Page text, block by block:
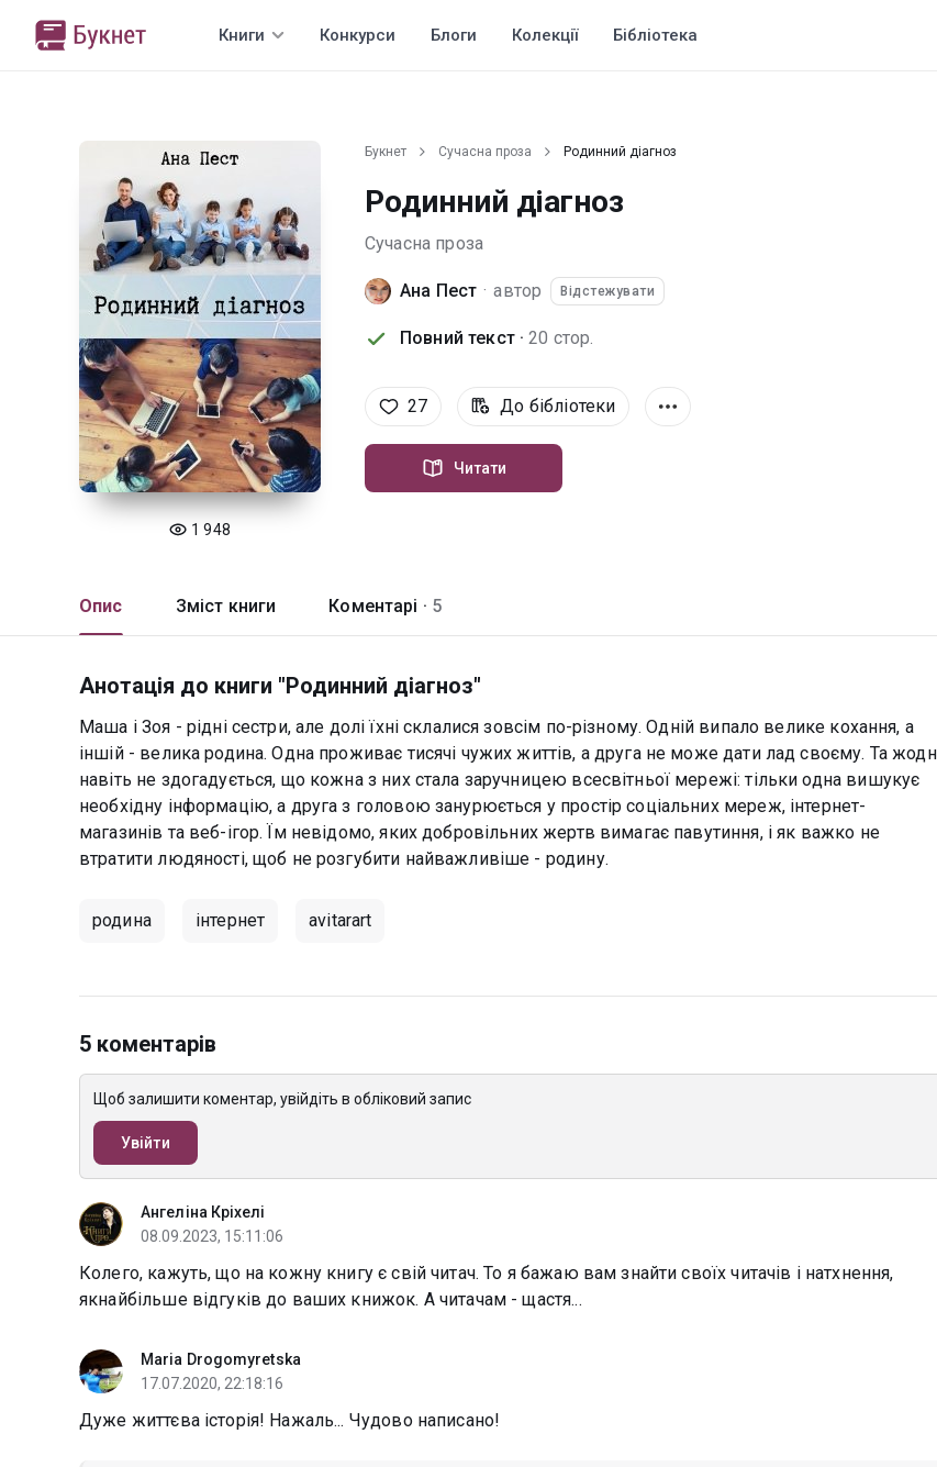
Книги Конкурси Блоги Колекції Бібліотека
1 948
Букнет Сучасна проза Родинний діагноз
Родинний діагноз
Сучасна проза
Ана Пест · автор Відстежувати
Повний текст · 20 стор.
27 До бібліотеки
Читати
Опис Зміст книги Коментарі · 5
Анотація до книги "Родинний діагноз"
Маша і Зоя - рідні сестри, але долі їхні склалися зовсім по-різному. Одній випало велике кохання, а
іншій - велика родина. Одна проживає тисячі чужих життів, а друга не може дати лад своєму. Та
навіть не здогадується, що кожна з них стала заручницею всесвітньої мережі: тільки одна вишукує
необхідну інформацію, а друга з головою занурюється у простір соціальних мереж, інтернет-
магазинів та веб-ігор. Їм невідомо, яких добровільних жертв вимагає павутиння, і як важко не
втратити людяності, щоб не розгубити найважливіше - родину.
родина інтернет avitarart
5 коментарів
Щоб залишити коментар, увійдіть в обліковий запис
Увійти
Ангеліна Кріхелі
08.09.2023, 15:11:06
Колего, кажуть, що на кожну книгу є свій читач. То я бажаю вам знайти своїх читачів і натхнення,
якнайбільше відгуків до ваших книжок. А читачам - щастя...
Maria Drogomyretska
17.07.2020, 22:18:16
Дуже життєва історія! Нажаль... Чудово написано!